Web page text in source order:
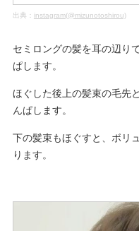
出典： instagram(@mizunotoshirou)
セミロングの髪を耳の辺り
ぱします。
ほぐした後上の髪束の毛先
んぱします。
下の髪束もほぐすと、ボリ
ります。